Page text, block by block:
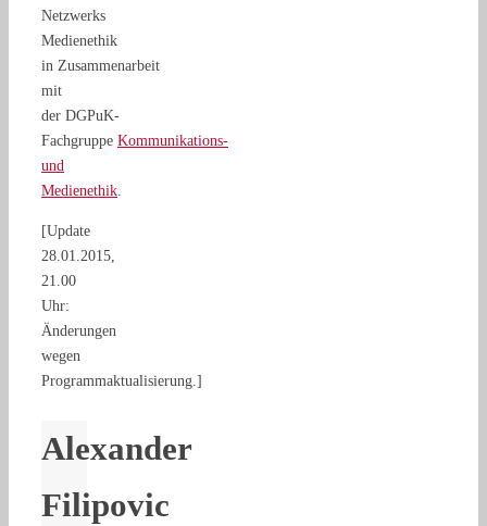
Netzwerks
Medienethik
in Zusammenarbeit
mit
der DGPuK-
Fachgruppe Kommunikations-
und
Medienethik
[Update
28.01.2015,
21.00
Uhr:
Änderungen
wegen
Programmaktualisierung.]
Alexander
Filipovic